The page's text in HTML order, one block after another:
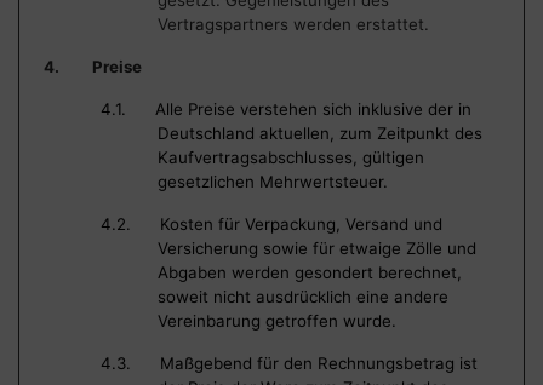
Vertragspartners werden erstattet.
4. Preise
4.1. Alle Preise verstehen sich inklusive der in
Deutschland aktuellen, zum Zeitpunkt des
Kaufvertragsabschlusses, gültigen
gesetzlichen Mehrwertsteuer.
4.2. Kosten für Verpackung, Versand und
Versicherung sowie für etwaige Zölle und
Abgaben werden gesondert berechnet,
soweit nicht ausdrücklich eine andere
Vereinbarung getroffen wurde.
4.3. Maßgebend für den Rechnungsbetrag ist